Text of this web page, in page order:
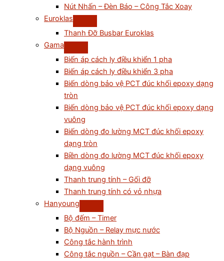
Nút Nhấn – Đèn Báo – Công Tắc Xoay
Euroklas
Thanh Đỡ Busbar Euroklas
Gama
Biến áp cách ly điều khiển 1 pha
Biến áp cách ly điều khiển 3 pha
Biến dòng bảo vệ PCT đúc khối epoxy dạng
tròn
Biến dòng bảo vệ PCT đúc khối epoxy dạng
vuông
Biến dòng đo lường MCT đúc khối epoxy
dạng tròn
Biền dòng đo lường MCT đúc khối epoxy
dạng vuông
Thanh trung tính – Gối đỡ
Thanh trung tính có vỏ nhựa
Hanyoung
Bộ đếm – Timer
Bộ Nguồn – Relay mực nước
Công tắc hành trình
Công tắc nguồn – Cần gạt – Bàn đạp